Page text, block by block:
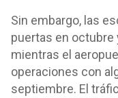
Sin embargo, las
puertas en
mientras el
operaciones con
septiembre. El